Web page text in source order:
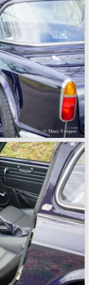
sports car
very robust and
2 was an
United States.
Triumph TR 3 ,
disc brakes at
Triumph
presented. Again
the entire width
a little
Very short after
TR 3b was
cylinder
Michelotti in
a compact
the board of
and unpredictable
him. John Black's
Dick was
a strong partner
They started
& Bus
of Leyland Motor